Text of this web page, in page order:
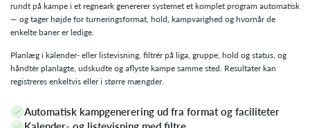
rundt på kampe i et regneark genererer systemet et komplet program automatisk
— og tager højde for turneringsformat, hold, kampvarighed og hvornår de
enkelte baner er ledige.
Planlæg i kalender- eller listevisning, filtrér på liga, gruppe, hold og status, og
håndtér planlagte, udskudte og aflyste kampe samme sted. Resultater kan
registreres enkeltvis eller i større mængder.
Automatisk kampgenerering ud fra format og faciliteter